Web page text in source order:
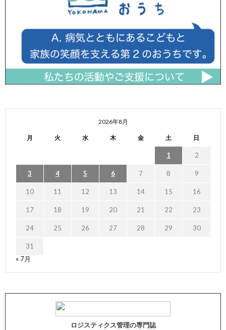
2026年8月
月 火 水 木 金 土 日
1 2
3 4 5 6 7 8 9
10 11 12 13 14 15 16
17 18 19 20 21 22 23
24 25 26 27 28 29 30
31
« 7月
ロジスティクス管理の専門誌